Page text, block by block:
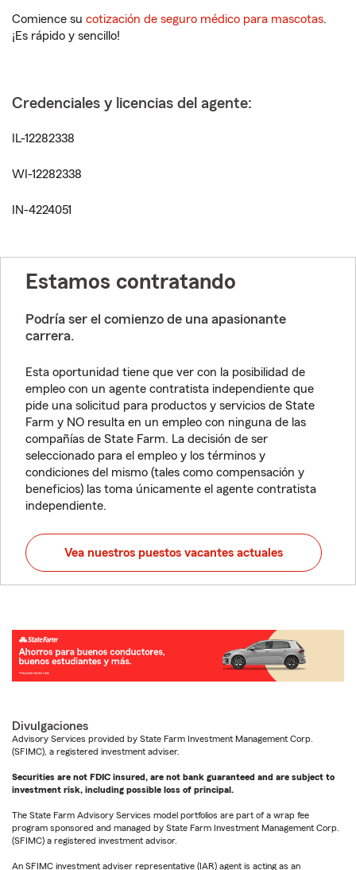
Comience su cotización de seguro médico para mascotas.
¡Es rápido y sencillo!
Credenciales y licencias del agente:
IL-12282338
WI-12282338
IN-4224051
Estamos contratando
Podría ser el comienzo de una apasionante
carrera.
Esta oportunidad tiene que ver con la posibilidad de
empleo con un agente contratista independiente que
pide una solicitud para productos y servicios de State
Farm y NO resulta en un empleo con ninguna de las
compañías de State Farm. La decisión de ser
seleccionado para el empleo y los términos y
condiciones del mismo (tales como compensación y
beneficios) las toma únicamente el agente contratista
independiente.
Vea nuestros puestos vacantes actuales
Divulgaciones
Advisory Services provided by State Farm Investment Management Corp.
(SFIMC), a registered investment adviser.
Securities are not FDIC insured, are not bank guaranteed and are subject to
investment risk, including possible loss of principal.
The State Farm Advisory Services model portfolios are part of a wrap fee
program sponsored and managed by State Farm Investment Management Corp.
(SFIMC) a registered investment advisor.
An SFIMC investment adviser representative (IAR) agent is acting as an